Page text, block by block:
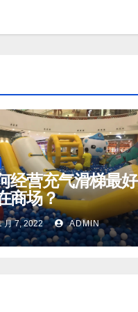
经营充气滑梯最好
商场？
月 7, 2022 ADMIN